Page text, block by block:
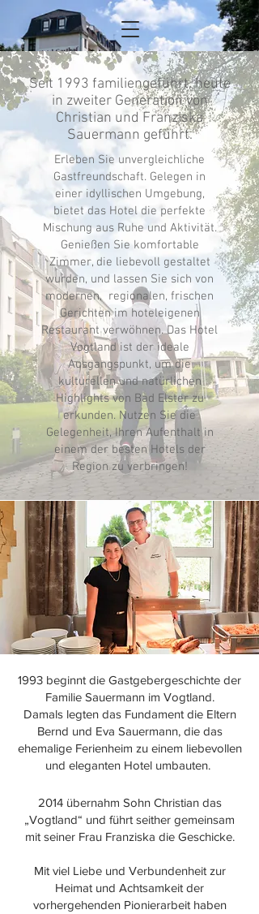
Seit 1993 familiengeführt, heute
in zweiter Generation von
Christian und Franziska
Sauermann geführt.
Erleben Sie unvergleichliche
Gastfreundschaft. Gelegen in
einer idyllischen Umgebung,
bietet das Hotel die perfekte
Mischung aus Ruhe und Aktivität.
Genießen Sie komfortable
Zimmer, die liebevoll gestaltet
wurden, und lassen Sie sich von
modernen, regionalen, frischen
Gerichten im hoteleigenen
Restaurant verwöhnen. Das Hotel
Vogtland ist der ideale
Ausgangspunkt, um die
kulturellen und natürlichen
Highlights von Bad Elster zu
erkunden. Nutzen Sie die
Gelegenheit, Ihren Aufenthalt in
einem der besten Hotels der
Region zu verbringen!
​1993 beginnt die Gastgebergeschichte der
Familie Sauermann im Vogtland.
Damals legten das Fundament die Eltern
Bernd und Eva Sauermann, die das
ehemalige Ferienheim zu einem liebevollen
und eleganten Hotel umbauten.
2014 übernahm Sohn Christian das
„Vogtland“ und führt seither gemeinsam
mit seiner Frau Franziska die Geschicke.
Mit viel Liebe und Verbundenheit zur
Heimat und Achtsamkeit der
vorhergehenden Pionierarbeit haben